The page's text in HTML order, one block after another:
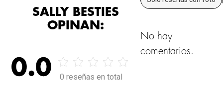
SALLY BESTIES
OPINAN:
0.0 0 reseñas en total
No hay
comentarios.